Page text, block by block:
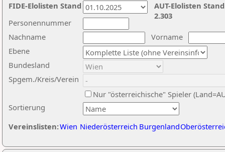
Nachname
Vorname
Ebene
Sortierung
Personennummer
Bundesland
Spgem./Kreis/Verein
Nur "österreichische" Spieler
Vereinslisten:Wien Niederösterreich Burgenland
AUT-Elolisten
2.303
FIDE-Elolisten Stand